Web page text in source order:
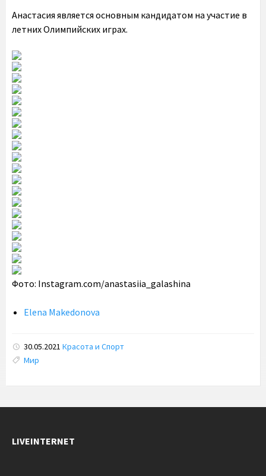
Анастасия является основным кандидатом на участие в
летних Олимпийских играх.
Фото: Instagram.com/anastasiia_galashina
Elena Makedonova
30.05.2021 Красота и Спорт
Tags:
Мир
LIVEINTERNET